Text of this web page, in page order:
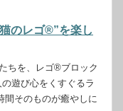
のレゴ®”を楽し
ちを、レゴ®ブロック
遊び心をくすぐるラ
間そのものが癒やしに